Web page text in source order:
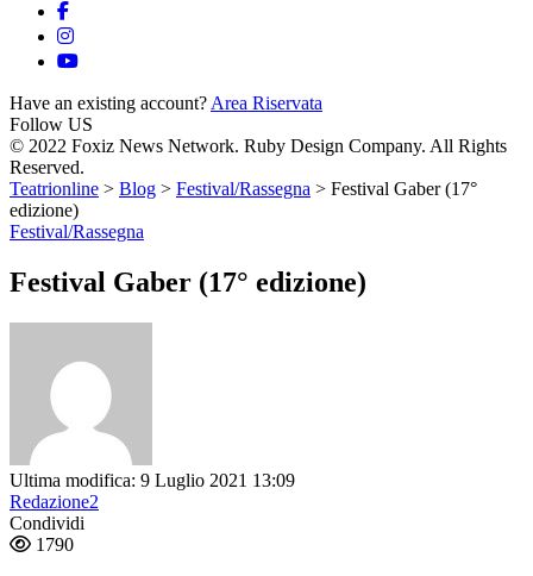
Have an existing account? Area Riservata
Follow US
© 2022 Foxiz News Network. Ruby Design Company. All Rights
Reserved.
Teatrionline > Blog > Festival/Rassegna > Festival Gaber (17°
edizione)
Festival/Rassegna
Festival Gaber (17° edizione)
Ultima modifica: 9 Luglio 2021 13:09
Redazione2
Condividi
1790